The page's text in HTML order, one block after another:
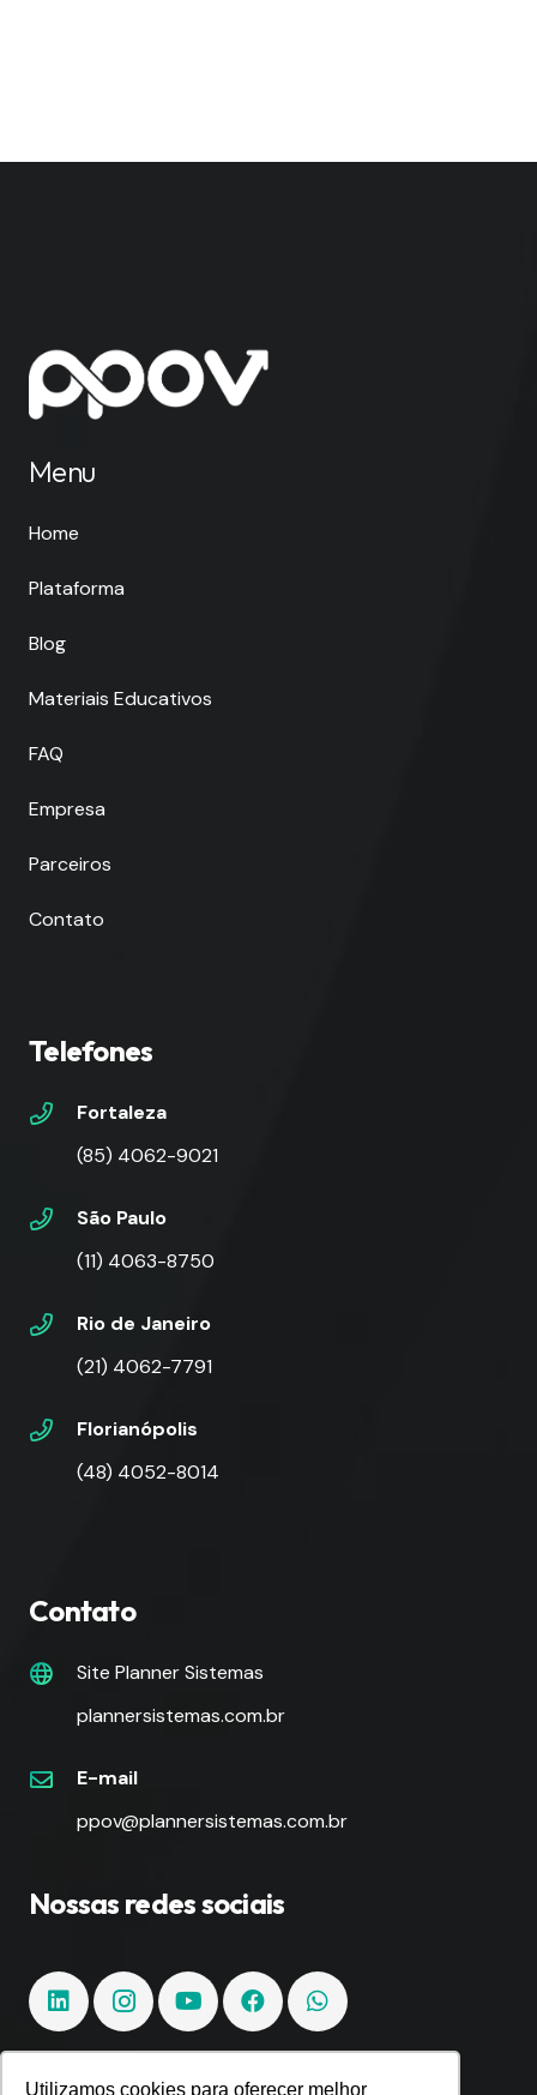
Utilizamos cookies para oferecer melhor
Menu
Home
Plataforma
Blog
Materiais Educativos
FAQ
Empresa
Parceiros
Contato
Telefones
Fortaleza
(85) 4062-9021
São Paulo
(11) 4063-8750
Rio de Janeiro
(21) 4062-7791
Florianópolis
(48) 4052-8014
Contato
Site Planner Sistemas
plannersistemas.com.br
E-mail
ppov@plannersistemas.com.br
Nossas redes sociais